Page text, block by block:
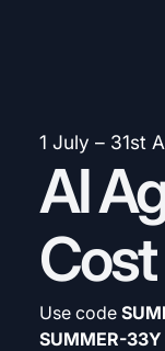
1 July – 31st
AI
Cost
Use code
SUMMER-33Y